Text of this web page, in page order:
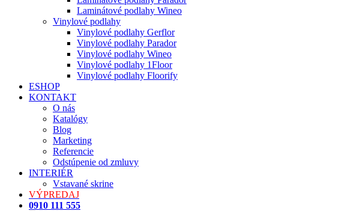
Laminátové podlahy Wineo
Vinylové podlahy
Vinylové podlahy Gerflor
Vinylové podlahy Parador
Vinylové podlahy Wineo
Vinylové podlahy 1Floor
Vinylové podlahy Floorify
ESHOP
KONTAKT
O nás
Katalógy
Blog
Marketing
Referencie
Odstúpenie od zmluvy
INTERIÉR
Vstavané skrine
VÝPREDAJ
0910 111 555